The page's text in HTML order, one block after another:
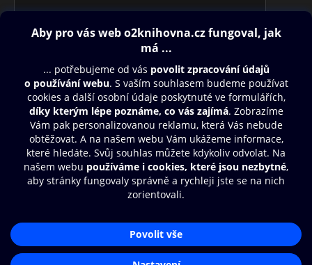
Obsah ke stažení
Moje O2 Knihovna
Další zábava
© O2 Czech Republic a.s.
Přístupnost
Zásady zpracování osobních údajůAplikace O2 Knihovna